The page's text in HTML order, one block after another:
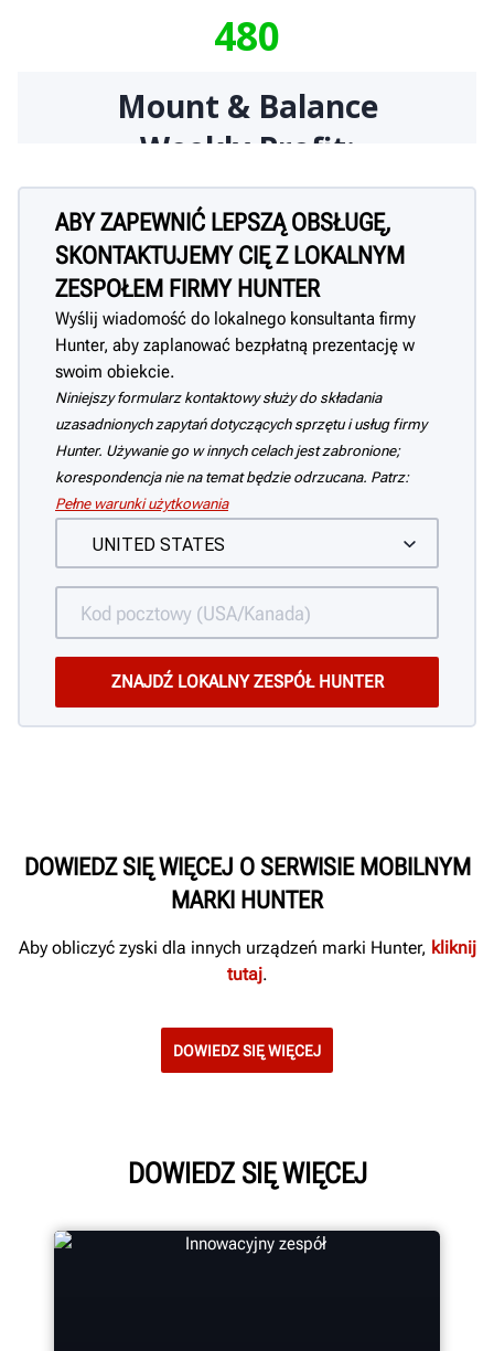
ABY ZAPEWNIĆ LEPSZĄ OBSŁUGĘ,
SKONTAKTUJEMY CIĘ Z LOKALNYM
ZESPOŁEM FIRMY HUNTER
Wyślij wiadomość do lokalnego konsultanta firmy
Hunter, aby zaplanować bezpłatną prezentację w
swoim obiekcie.
Niniejszy formularz kontaktowy służy do składania
uzasadnionych zapytań dotyczących sprzętu i usług firmy
Hunter. Używanie go w innych celach jest zabronione;
korespondencja nie na temat będzie odrzucana. Patrz:
Pełne warunki użytkowania
DOWIEDZ SIĘ WIĘCEJ O SERWISIE MOBILNYM
MARKI HUNTER
Aby obliczyć zyski dla innych urządzeń marki Hunter, kliknij
tutaj.
DOWIEDZ SIĘ WIĘCEJ
DOWIEDZ SIĘ WIĘCEJ